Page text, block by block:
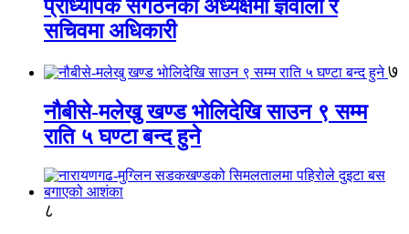
प्राध्यापक संगठनको अध्यक्षमा ज्ञवाली र
सचिवमा अधिकारी
७
नौबीसे-मलेखु खण्ड भोलिदेखि साउन ९ सम्म
राति ५ घण्टा बन्द हुने
८